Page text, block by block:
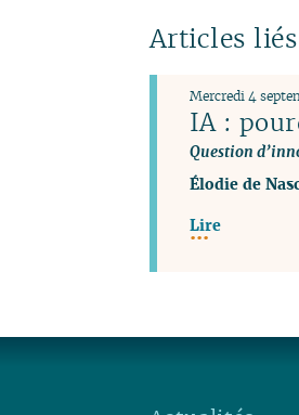
Articles liés
IA :
Question
Mercredi 4
Élodie de
Lire